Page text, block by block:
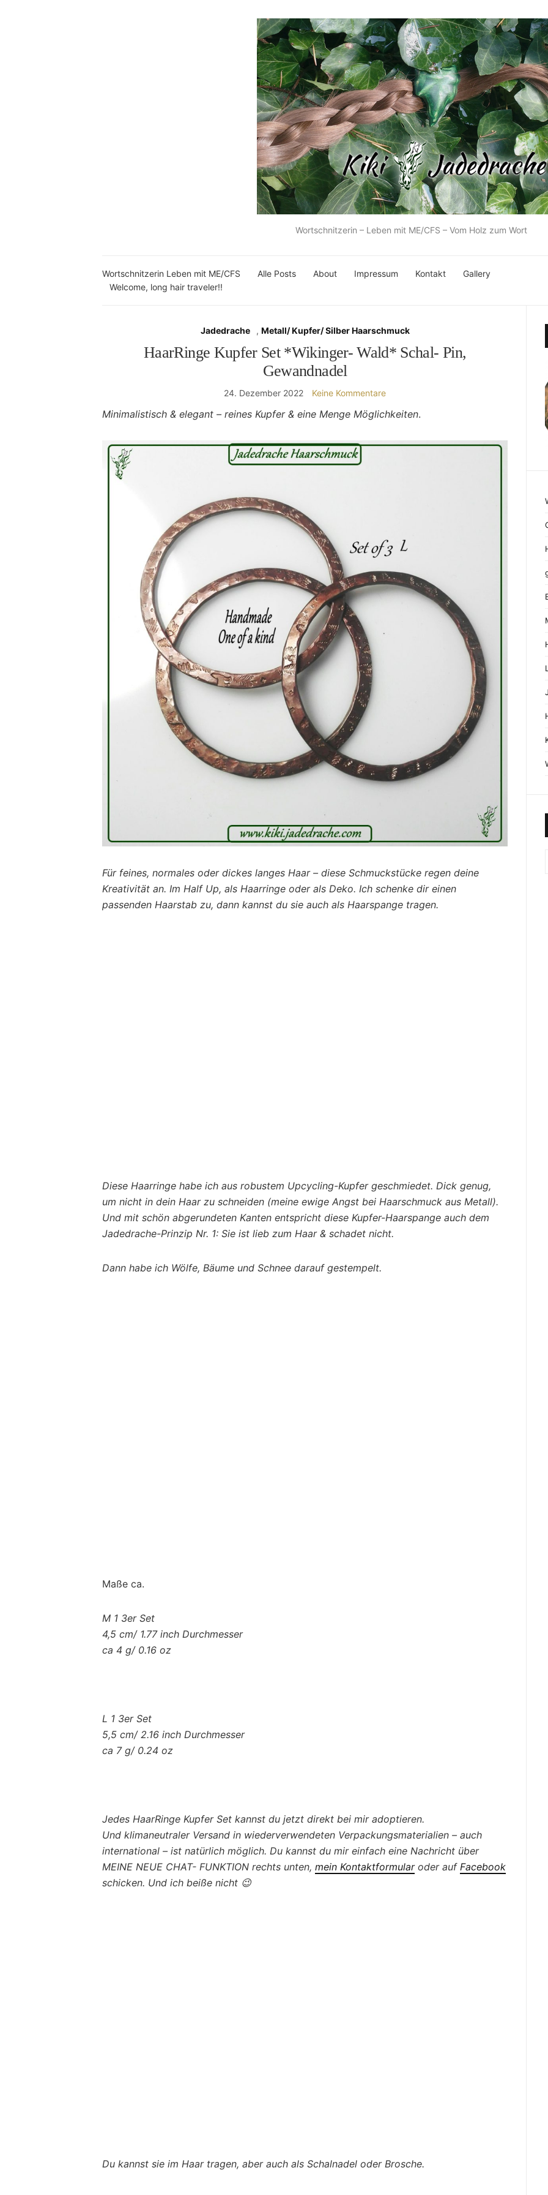
Wortschnitzerin – Leben mit ME/CFS – Vom Holz zum Wort
Wortschnitzerin Leben mit ME/CFS Alle Posts About Impressum Kontakt
Gallery
Welcome, long hair traveler!!
Jadedrache , Metall/ Kupfer/ Silber Haarschmuck
HaarRinge Kupfer Set *Wikinger- Wald* Schal- Pin,
Gewandnadel
24. Dezember 2022 Keine Kommentare
Minimalistisch & elegant – reines Kupfer & eine Menge Möglichkeiten.
Für feines, normales oder dickes langes Haar – diese Schmuckstücke regen deine
Kreativität an. Im Half Up, als Haarringe oder als Deko. Ich schenke dir einen
passenden Haarstab zu, dann kannst du sie auch als Haarspange tragen.
Diese Haarringe habe ich aus robustem Upcycling-Kupfer geschmiedet. Dick genug,
um nicht in dein Haar zu schneiden (meine ewige Angst bei Haarschmuck aus Metall).
Und mit schön abgerundeten Kanten entspricht diese Kupfer-Haarspange auch dem
Jadedrache-Prinzip Nr. 1: Sie ist lieb zum Haar & schadet nicht.
Dann habe ich Wölfe, Bäume und Schnee darauf gestempelt.
Maße ca.
M 1 3er Set
4,5 cm/ 1.77 inch Durchmesser
ca 4 g/ 0.16 oz
L 1 3er Set
5,5 cm/ 2.16 inch Durchmesser
ca 7 g/ 0.24 oz
Jedes HaarRinge Kupfer Set kannst du jetzt direkt bei mir adoptieren.
Und klimaneutraler Versand in wiederverwendeten Verpackungsmaterialien – auch
international – ist natürlich möglich. Du kannst du mir einfach eine Nachricht über
MEINE NEUE CHAT- FUNKTION rechts unten, mein Kontaktformularoder auf Facebook
schicken. Und ich beiße nicht 😉
Du kannst sie im Haar tragen, aber auch als Schalnadel oder Brosche.